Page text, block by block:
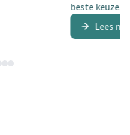
beste keuze.
Lees